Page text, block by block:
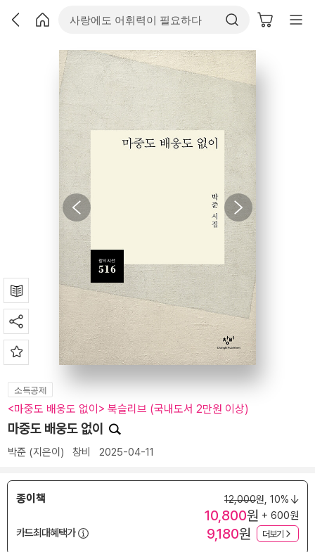
소득공제
<마중도 배웅도 없이> 북슬리브 (국내도서 2만원 이상)
마중도 배웅도 없이
박준 (지은이) 창비 2025-04-11
종이책 12,000원, 10%
10,800원 + 600원
카드최대혜택가
9,180원 더보기